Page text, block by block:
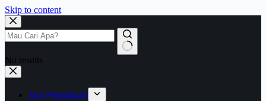
Skip to content
No results
Jasa Perpajakan